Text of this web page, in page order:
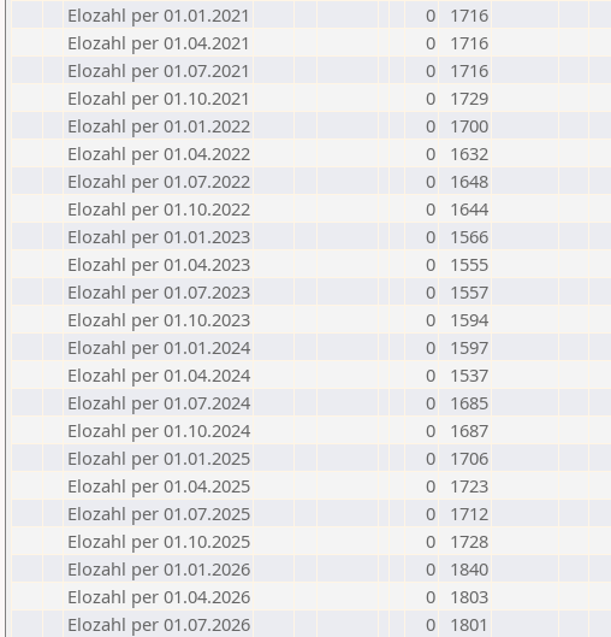
Elozahl per 01.01.2021
0
1716
Elozahl per 01.04.2021
0
1716
Elozahl per 01.07.2021
0
1716
Elozahl per 01.10.2021
0
1729
Elozahl per 01.01.2022
0
1700
Elozahl per 01.04.2022
0
1632
Elozahl per 01.07.2022
0
1648
Elozahl per 01.10.2022
0
1644
Elozahl per 01.01.2023
0
1566
Elozahl per 01.04.2023
0
1555
Elozahl per 01.07.2023
0
1557
Elozahl per 01.10.2023
0
1594
Elozahl per 01.01.2024
0
1597
Elozahl per 01.04.2024
0
1537
Elozahl per 01.07.2024
0
1685
Elozahl per 01.10.2024
0
1687
Elozahl per 01.01.2025
0
1706
Elozahl per 01.04.2025
0
1723
Elozahl per 01.07.2025
0
1712
Elozahl per 01.10.2025
0
1728
Elozahl per 01.01.2026
0
1840
Elozahl per 01.04.2026
0
1803
Elozahl per 01.07.2026
0 1801